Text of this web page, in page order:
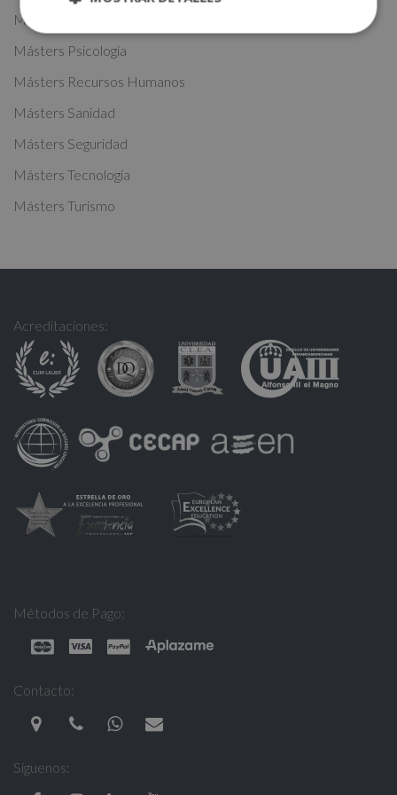
v
e
:
Másters Oficios
Másters Psicología
Másters Recursos Humanos
Másters Sanidad
Másters Seguridad
Másters Tecnología
Másters Turismo
Acreditaciones:
Métodos de Pago:
Contacto:
Síguenos: